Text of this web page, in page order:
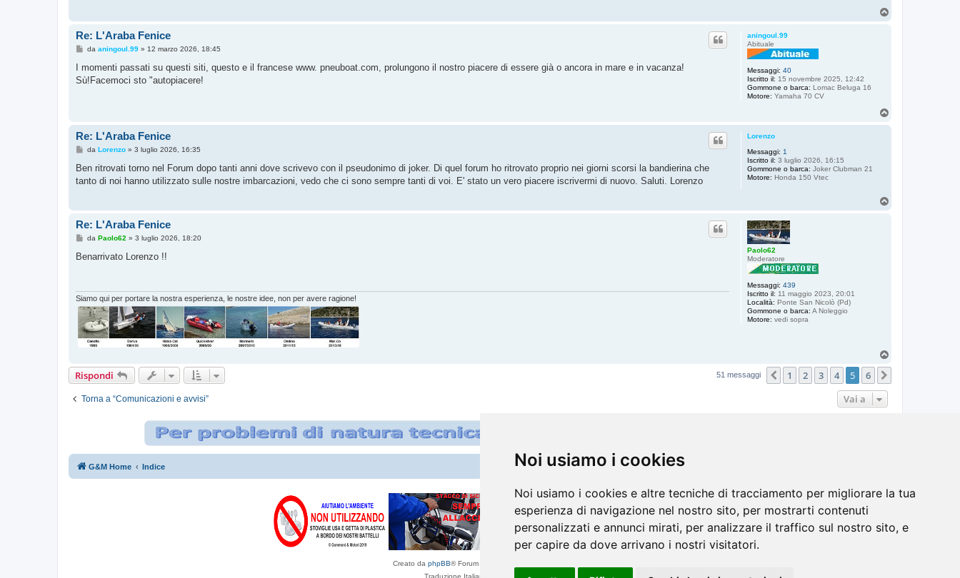
Noi usiamo i cookies
Noi usiamo i cookies e altre tecniche di tracciamento per migliorare la tua
esperienza di navigazione nel nostro sito, per mostrarti contenuti
personalizzati e annunci mirati, per analizzare il traffico sul nostro sito, e
per capire da dove arrivano i nostri visitatori.
aningoul.99
Abituale
Messaggi: 40
Iscritto il: 15 novembre 2025, 12:42
Gommone o barca: Lomac Beluga 16
Motore: Yamaha 70 CV
Re: L'Araba Fenice
M
s
a
da aningoul.99» 12 marzo 2026, 18:45
I momenti passati su questi siti, questo e il francese www. pneuboat.com, prolungono il nostro piacere di essere già o ancora in mare e in vacanza!
Sù!Facemoci sto "autopiacere!
Lorenzo
Messaggi: 1
Iscritto il: 3 luglio 2026, 16:15
Gommone o barca: Joker Clubman 21
Motore: Honda 150 Vtec
Re: L'Araba Fenice
M
s
a
da Lorenzo» 3 luglio 2026, 16:35
Ben ritrovati torno nel Forum dopo tanti anni dove scrivevo con il pseudonimo di joker. Di quel forum ho ritrovato proprio nei giorni scorsi la bandierina che
tanto di noi hanno utilizzato sulle nostre imbarcazioni, vedo che ci sono sempre tanti di voi. E' stato un vero piacere iscrivermi di nuovo. Saluti. Lorenzo
Paolo62
Moderatore
Messaggi: 439
Iscritto il: 11 maggio 2023, 20:01
Località: Ponte San Nicolò (Pd)
Gommone o barca: A Noleggio
Motore: vedi sopra
Re: L'Araba Fenice
M
s
i
o
da Paolo62 » 3 luglio 2026, 18:20
Benarrivato Lorenzo !!
Siamo qui per portare la nostra esperienza, le nostre idee, non per avere ragione!
Rispondi 51 messaggi Precedente
1 2 3 4 5 6
Torna a “Comunicazioni e avvisi” Vai a
G&M Home Indice
Creato da phpBB® Forum Software © phpBB Limited
Traduzione Italiana
phpBB-Italia.it